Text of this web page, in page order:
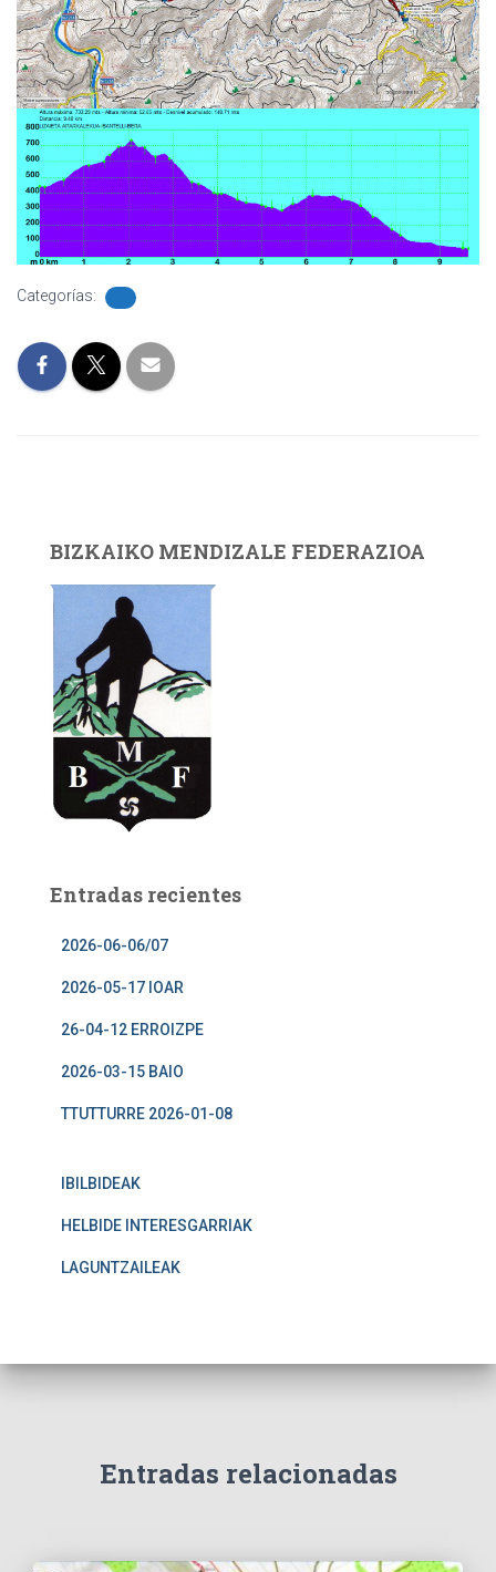
Categorías:
BIZKAIKO MENDIZALE FEDERAZIOA
Entradas recientes
2026-06-06/07
2026-05-17 IOAR
26-04-12 ERROIZPE
2026-03-15 BAIO
TTUTTURRE 2026-01-08
IBILBIDEAK
HELBIDE INTERESGARRIAK
LAGUNTZAILEAK
Entradas relacionadas